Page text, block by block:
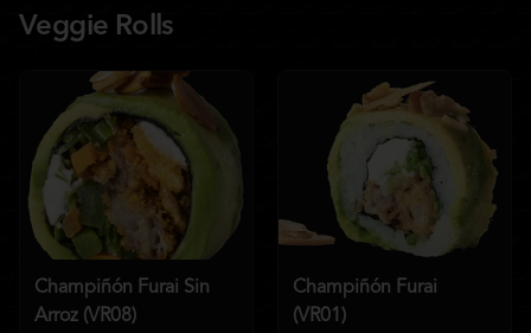
Veggie Rolls
Champiñón Furai Sin
Arroz (VR08)
Champiñón Furai
(VR01)